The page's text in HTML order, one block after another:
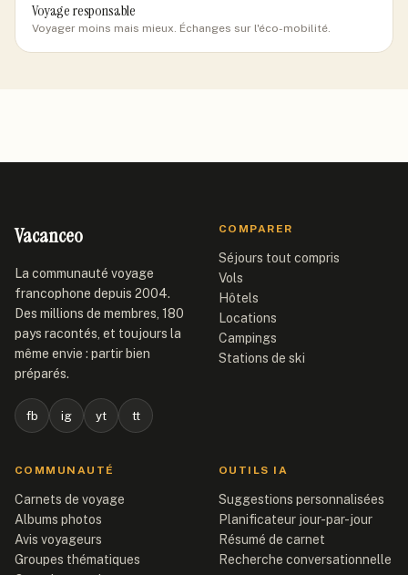
Voyage responsable
Voyager moins mais mieux. Échanges sur l'éco-mobilité.
Vacanceo
La communauté voyage
francophone depuis 2004.
Des millions de membres, 180
pays racontés, et toujours la
même envie : partir bien
préparés.
fb ig yt tt
COMPARER
Séjours tout compris
Vols
Hôtels
Locations
Campings
Stations de ski
COMMUNAUTÉ
Carnets de voyage
Albums photos
Avis voyageurs
Groupes thématiques
OUTILS IA
Suggestions personnalisées
Planificateur jour-par-jour
Résumé de carnet
Recherche conversationnelle